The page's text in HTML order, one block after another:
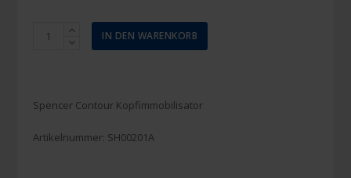
Spencer
Contour
Menge
IN DEN WARENKORB
Spencer Contour Kopfimmobilisator
Artikelnummer: SH00201A